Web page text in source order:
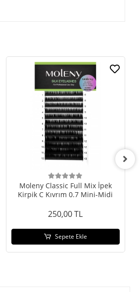
Moleny Classic Full Mix İpek
Kirpik C Kıvrım 0.7 Mini-Midi
250,00 TL
Sepete Ekle